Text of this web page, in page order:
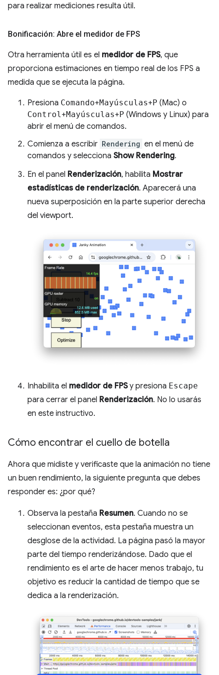
para realizar mediciones resulta útil.
Bonificación: Abre el medidor de FPS
Otra herramienta útil es el medidor de FPS, que
proporciona estimaciones en tiempo real de los FPS a
medida que se ejecuta la página.
Presiona Comando+Mayúsculas+P (Mac) o
Control +Mayúsculas+P (Windows y Linux) para
abrir el menú de comandos.
Comienza a escribir Rendering en el menú de
comandos y selecciona Show Rendering.
En el panel Renderización, habilita Mostrar
estadísticas de renderización. Aparecerá una
nueva superposición en la parte superior derecha
del viewport.
Inhabilita el medidor de FPSy presiona Escape
para cerrar el panel Renderización. No lo usarás
en este instructivo.
Cómo encontrar el cuello de botella
Ahora que midiste y verificaste que la animación no tiene
un buen rendimiento, la siguiente pregunta que debes
responder es: ¿por qué?
Observa la pestaña Resumen. Cuando no se
seleccionan eventos, esta pestaña muestra un
desglose de la actividad. La página pasó la mayor
parte del tiempo renderizándose. Dado que el
rendimiento es el arte de hacer menos trabajo, tu
objetivo es reducir la cantidad de tiempo que se
dedica a la renderización.